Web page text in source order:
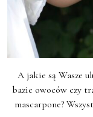
A jakie są Wasze
bazie owoców czy
mascarpone?